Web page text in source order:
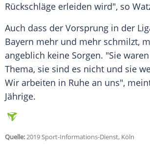
Rückschläge erleiden wird", so
Auch dass der Vorsprung in der
Bayern mehr und mehr schmilzt,
angeblich keine Sorgen. "Sie
Thema, sie sind es nicht und sie
Wir arbeiten in Ruhe an uns",
Jährige.
Quelle:2019 Sport-Informations-Dienst, Köln